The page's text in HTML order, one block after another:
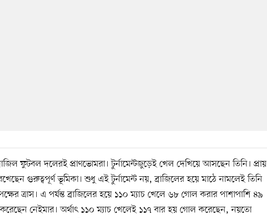
ফুটবল দলেরই প্রাণভোমরা। টুর্নামেন্টজুড়েই খেল দেখিয়ে আসছেন তিনি। প্রায়
গুরুত্বপূর্ণ ভূমিকা। শুধু এই টুর্নামেন্ট নয়, ব্রাজিলের হয়ে মাঠে নামলেই তিনি
ত্রাস। এ পর্যন্ত ব্রাজিলের হয়ে ১১০ ম্যাচ খেলে ৬৮ গোল করার পাশাপাশি ৪৯
নেইমার। অর্থাৎ ১১০ ম্যাচ খেলেই ১১৭ বার হয় গোল করেছেন, নয়তো